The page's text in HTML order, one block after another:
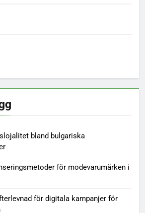
bland bulgariska
för modevarumärken i
för digitala kampanjer för